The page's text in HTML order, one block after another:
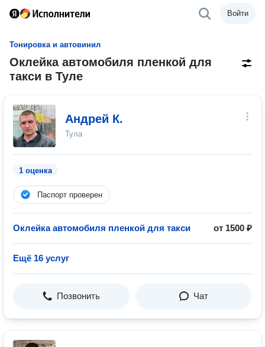
Войти
Тонировка и автовинил
Оклейка автомобиля пленкой для
такси в Туле
Андрей К.
Тула
1 оценка
Паспорт проверен
Оклейка автомобиля пленкой для такси от 1500 ₽
Ещё 16 услуг
Позвонить Чат